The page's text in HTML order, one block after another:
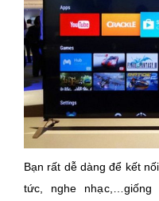
Bạn rất dễ dàng để kết
tức, nghe